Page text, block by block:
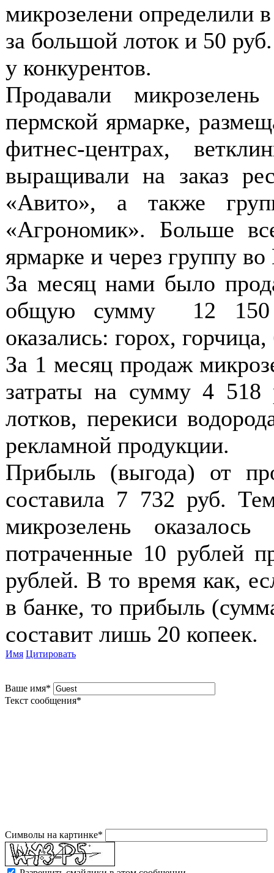
микрозелени определили
за большой лоток и 50
у конкурентов.
Продавали
пермской ярмарке,
фитнес-центрах,
выращивали на заказ
«Авито», а также
«Агрономик». Больше
ярмарке и через группу
За месяц нами было
общую сумму 12 150
оказались: горох,
За 1 месяц продаж
затраты на сумму 4 518
лотков, перекиси
рекламной продукции.
Прибыль (выгода) от
составила 7 732 руб.
микрозелень
потраченные 10 рублей
рублей. В то время как,
в банке, то прибыль
составит лишь 20 копеек.
Имя Цитировать
Ваше имя*
Текст сообщения*
Символы на картинке*